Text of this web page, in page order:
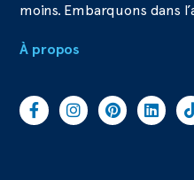
moins. Embarquons dans
À propos